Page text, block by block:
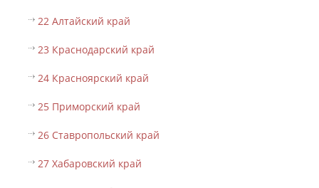
22 Алтайский край
23 Краснодарский край
24 Красноярский край
25 Приморский край
26 Ставропольский край
27 Хабаровский край